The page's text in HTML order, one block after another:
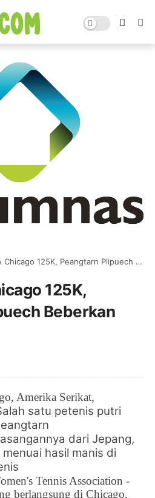
125K, Peangtarn Plipuech Beberkan Kunci Sukses
125K,
Beberkan
, Amerika Serikat,
satu petenis putri
dari Jepang,
hasil manis di
Tennis Association -
berlangsung di Chicago,